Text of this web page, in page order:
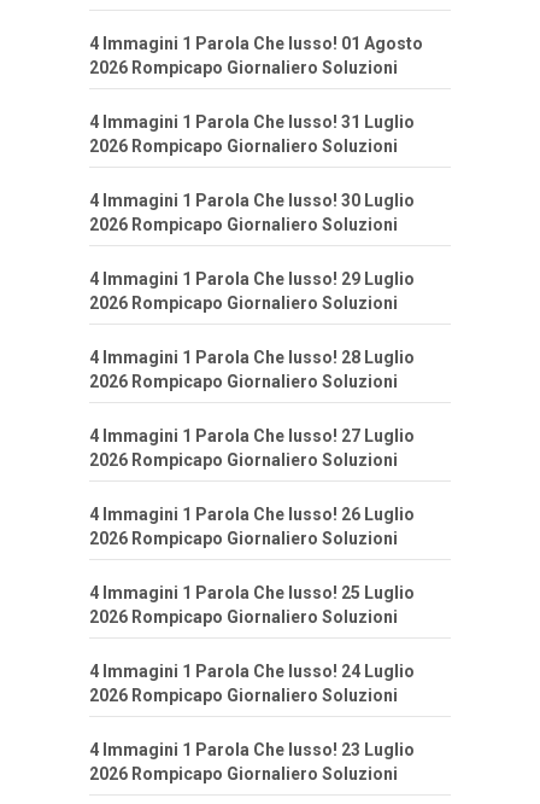
4 Immagini 1 Parola Che lusso! 01 Agosto
2026 Rompicapo Giornaliero Soluzioni
4 Immagini 1 Parola Che lusso! 31 Luglio
2026 Rompicapo Giornaliero Soluzioni
4 Immagini 1 Parola Che lusso! 30 Luglio
2026 Rompicapo Giornaliero Soluzioni
4 Immagini 1 Parola Che lusso! 29 Luglio
2026 Rompicapo Giornaliero Soluzioni
4 Immagini 1 Parola Che lusso! 28 Luglio
2026 Rompicapo Giornaliero Soluzioni
4 Immagini 1 Parola Che lusso! 27 Luglio
2026 Rompicapo Giornaliero Soluzioni
4 Immagini 1 Parola Che lusso! 26 Luglio
2026 Rompicapo Giornaliero Soluzioni
4 Immagini 1 Parola Che lusso! 25 Luglio
2026 Rompicapo Giornaliero Soluzioni
4 Immagini 1 Parola Che lusso! 24 Luglio
2026 Rompicapo Giornaliero Soluzioni
4 Immagini 1 Parola Che lusso! 23 Luglio
2026 Rompicapo Giornaliero Soluzioni